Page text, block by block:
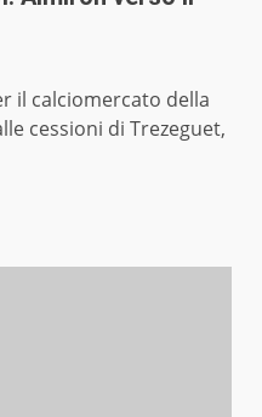
il calciomercato della
cessioni di Trezeguet,